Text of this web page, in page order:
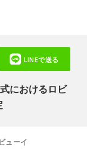
におけるロビ
LINEで送る
ューイ